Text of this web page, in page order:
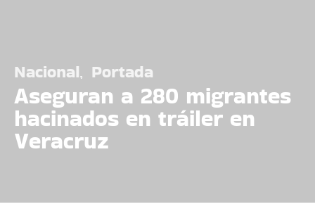
Nacional Portada
Aseguran a 280 migrantes
hacinados en tráiler en
Veracruz